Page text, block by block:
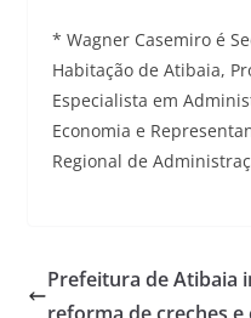
* Wagner Casemiro é
Habitação de Atibaia,
Especialista em
Economia e
Regional de
Prefeitura de Atibaia